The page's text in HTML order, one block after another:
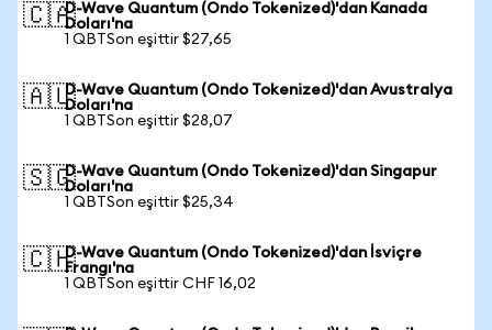
🇨🇦D-Wave Quantum (Ondo Tokenized)'dan Kanada
Doları'na
1 QBTSon eşittir $27,65
🇦🇺D-Wave Quantum (Ondo Tokenized)'dan Avustralya
Doları'na
1 QBTSon eşittir $28,07
🇸🇬D-Wave Quantum (Ondo Tokenized)'dan Singapur
Doları'na
1 QBTSon eşittir $25,34
🇨🇭D-Wave Quantum (Ondo Tokenized)'dan İsviçre
Frangı'na
1 QBTSon eşittir CHF 16,02